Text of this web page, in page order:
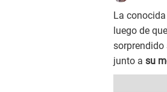
La
luego de que
sorprendido
junto a su